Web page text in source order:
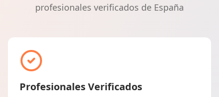
profesionales verificados de España
Profesionales Verificados